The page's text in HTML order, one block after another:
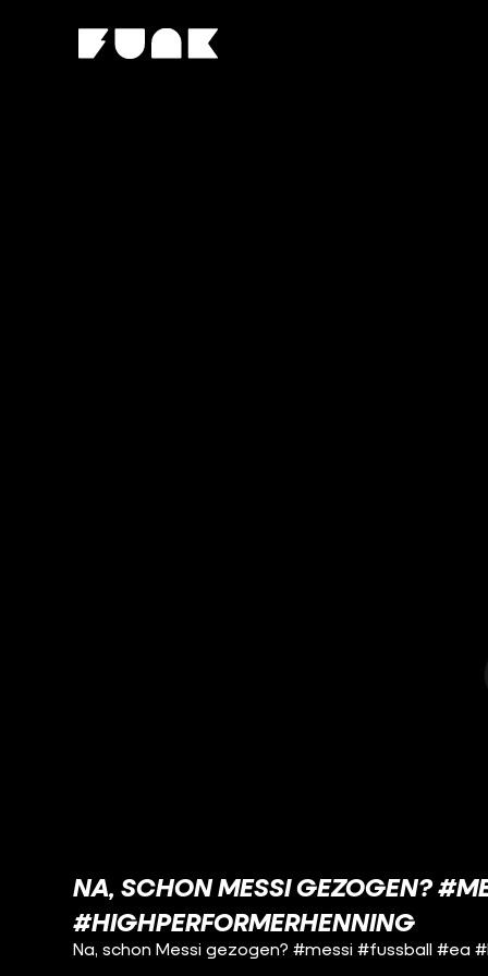
NA, SCHON MESSI GEZOGEN?
#HIGHPERFORMERHENNING
Na, schon Messi gezogen? #messi #fussball #ea